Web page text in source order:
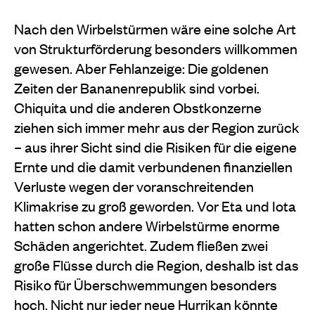
Nach den Wirbelstürmen wäre eine solche Art
von Strukturförderung besonders willkommen
gewesen. Aber Fehlanzeige: Die goldenen
Zeiten der Bananenrepublik sind vorbei.
Chiquita und die anderen Obstkonzerne
ziehen sich immer mehr aus der Region zurück
– aus ihrer Sicht sind die Risiken für die eigene
Ernte und die damit verbundenen finanziellen
Verluste wegen der voranschreitenden
Klimakrise zu groß geworden. Vor Eta und Iota
hatten schon andere Wirbelstürme enorme
Schäden angerichtet. Zudem fließen zwei
große Flüsse durch die Region, deshalb ist das
Risiko für Überschwemmungen besonders
hoch. Nicht nur jeder neue Hurrikan könnte